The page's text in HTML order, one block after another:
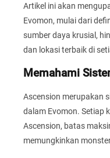
Artikel ini akan
Evomon, mulai dari
sumber daya krusial,
dan lokasi terbaik di
Memahami
Ascension merupakan
dalam Evomon. Setiap
Ascension, batas
memungkinkan